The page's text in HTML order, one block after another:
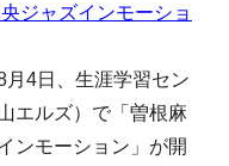
ジャズインモーショ
月4日、生涯学習セン
エルズ）で「曽根麻
ンモーション」が開